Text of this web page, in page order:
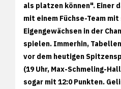
als platzen können". Einer
mit einem Füchse-Team
Eigengewächsen in der
spielen. Immerhin,
vor dem heutigen
(19 Uhr, Max-Schmeling-
sogar mit 12:0 Punkten.